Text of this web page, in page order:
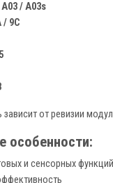
/ A03s
/ 9C
от ревизии
особенности:
и сенсорных